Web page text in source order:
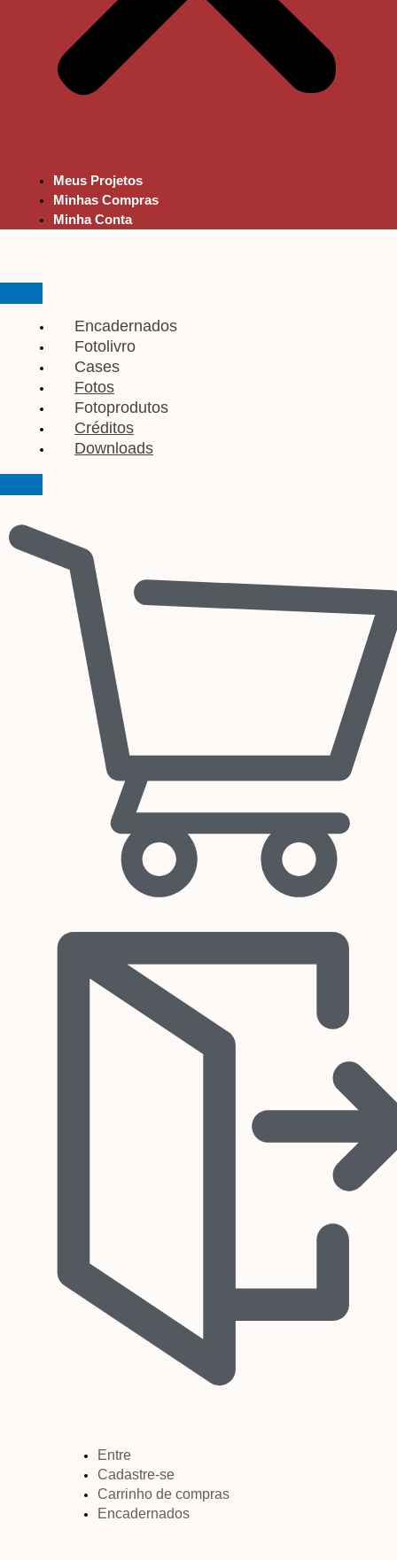
Meus Projetos
Minhas Compras
Minha Conta
Encadernados
Fotolivro
Cases
Fotos
Fotoprodutos
Créditos
Downloads
Entre
Cadastre-se
Carrinho de compras
Encadernados